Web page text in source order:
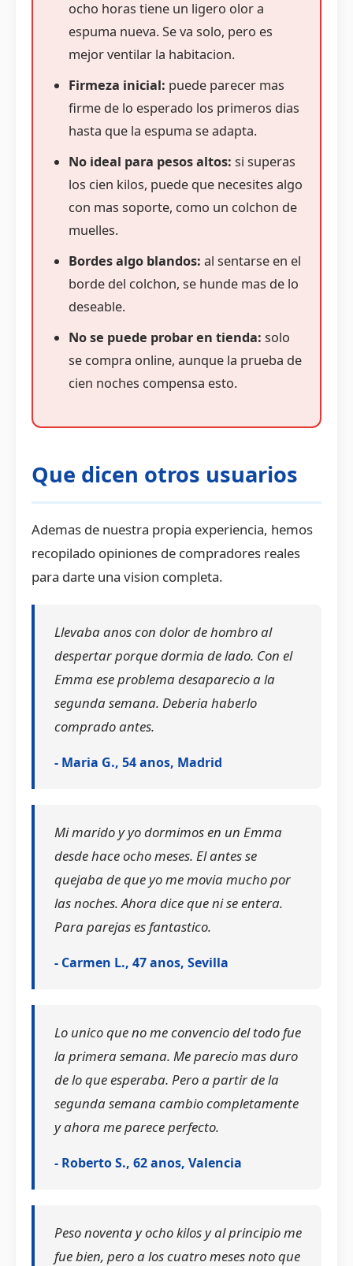
ocho horas tiene un ligero olor a
espuma nueva. Se va solo, pero es
mejor ventilar la habitacion.
Firmeza inicial: puede parecer mas
firme de lo esperado los primeros dias
hasta que la espuma se adapta.
No ideal para pesos altos: si superas
los cien kilos, puede que necesites algo
con mas soporte, como un colchon de
muelles.
Bordes algo blandos: al sentarse en el
borde del colchon, se hunde mas de lo
deseable.
No se puede probar en tienda: solo
se compra online, aunque la prueba de
cien noches compensa esto.
Que dicen otros usuarios
Ademas de nuestra propia experiencia, hemos
recopilado opiniones de compradores reales
para darte una vision completa.
Llevaba anos con dolor de hombro al
despertar porque dormia de lado. Con el
Emma ese problema desaparecio a la
segunda semana. Deberia haberlo
comprado antes.
- Maria G., 54 anos, Madrid
Mi marido y yo dormimos en un Emma
desde hace ocho meses. El antes se
quejaba de que yo me movia mucho por
las noches. Ahora dice que ni se entera.
Para parejas es fantastico.
- Carmen L., 47 anos, Sevilla
Lo unico que no me convencio del todo fue
la primera semana. Me parecio mas duro
de lo que esperaba. Pero a partir de la
segunda semana cambio completamente
y ahora me parece perfecto.
- Roberto S., 62 anos, Valencia
Peso noventa y ocho kilos y al principio me
fue bien, pero a los cuatro meses noto que